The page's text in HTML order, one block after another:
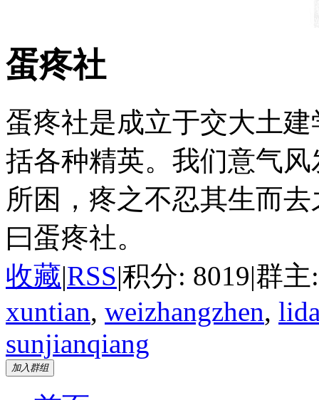
蛋疼社
蛋疼社是成立于交大土
括各种精英。我们意气
所困，疼之不忍其生而
曰蛋疼社。
收藏|RSS|积分: 8019|群
xuntian, weizhangzhen,
sunjianqiang
加入群组